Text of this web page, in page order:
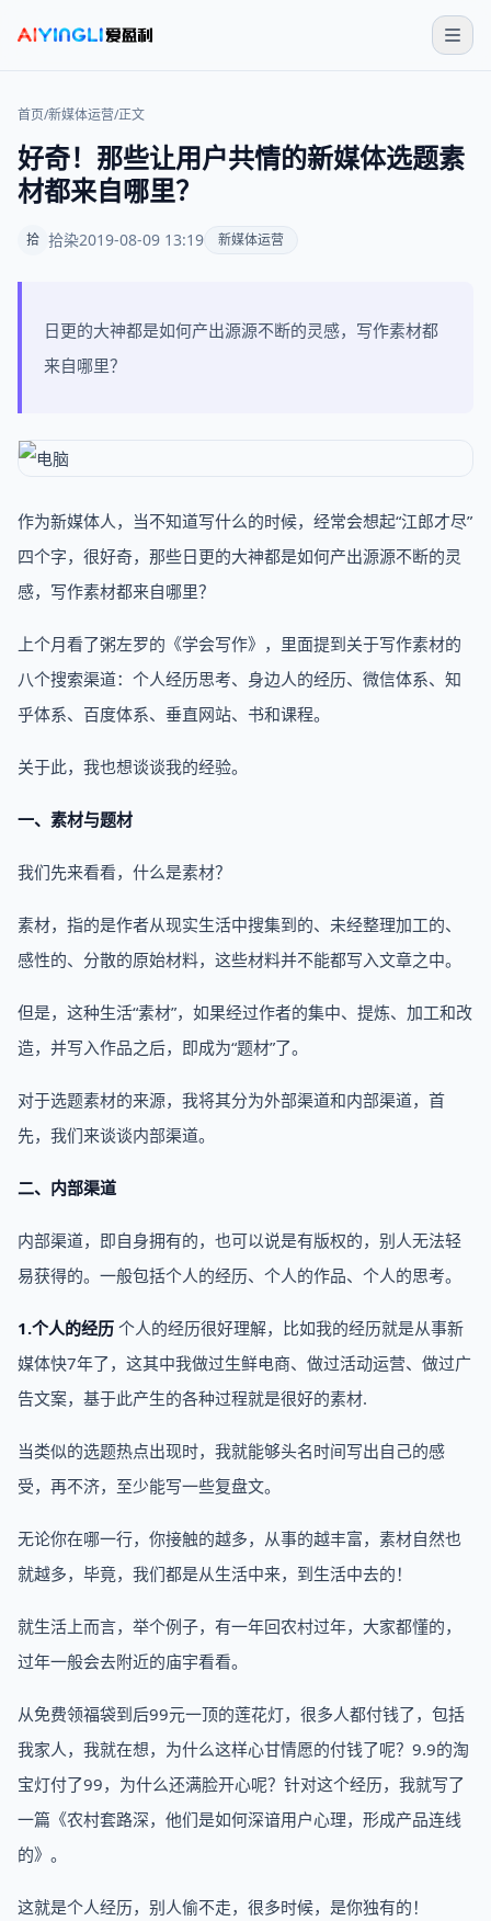
首页/新媒体运营/正文
好奇！那些让用户共情的新媒体选题素
材都来自哪里？
拾 拾染2019-08-09 13:19 新媒体运营
日更的大神都是如何产出源源不断的灵感，写作素材都
来自哪里？
作为新媒体人，当不知道写什么的时候，经常会想起“江郎才尽”
四个字，很好奇，那些日更的大神都是如何产出源源不断的灵
感，写作素材都来自哪里？
上个月看了粥左罗的《学会写作》，里面提到关于写作素材的
八个搜索渠道：个人经历思考、身边人的经历、微信体系、知
乎体系、百度体系、垂直网站、书和课程。
关于此，我也想谈谈我的经验。
一、素材与题材
我们先来看看，什么是素材？
素材，指的是作者从现实生活中搜集到的、未经整理加工的、
感性的、分散的原始材料，这些材料并不能都写入文章之中。
但是，这种生活“素材”，如果经过作者的集中、提炼、加工和改
造，并写入作品之后，即成为“题材”了。
对于选题素材的来源，我将其分为外部渠道和内部渠道，首
先，我们来谈谈内部渠道。
二、内部渠道
内部渠道，即自身拥有的，也可以说是有版权的，别人无法轻
易获得的。一般包括个人的经历、个人的作品、个人的思考。
1.个人的经历 个人的经历很好理解，比如我的经历就是从事新
媒体快7年了，这其中我做过生鲜电商、做过活动运营、做过广
告文案，基于此产生的各种过程就是很好的素材.
当类似的选题热点出现时，我就能够头名时间写出自己的感
受，再不济，至少能写一些复盘文。
无论你在哪一行，你接触的越多，从事的越丰富，素材自然也
就越多，毕竟，我们都是从生活中来，到生活中去的！
就生活上而言，举个例子，有一年回农村过年，大家都懂的，
过年一般会去附近的庙宇看看。
从免费领福袋到后99元一顶的莲花灯，很多人都付钱了，包括
我家人，我就在想，为什么这样心甘情愿的付钱了呢？9.9的淘
宝灯付了99，为什么还满脸开心呢？针对这个经历，我就写了
一篇《农村套路深，他们是如何深谙用户心理，形成产品连线
的》。
这就是个人经历，别人偷不走，很多时候，是你独有的！